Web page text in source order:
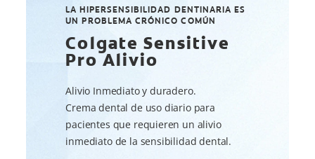
LA HIPERSENSIBILIDAD DENTINARIA ES
UN PROBLEMA CRÓNICO COMÚN
Colgate Sensitive
Pro Alivio
Alivio Inmediato y duradero.
Crema dental de uso diario para
pacientes que requieren un alivio
inmediato de la sensibilidad dental.